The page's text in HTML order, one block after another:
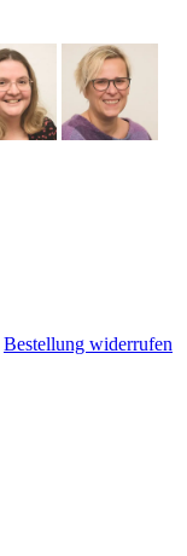
Bestellung widerrufen